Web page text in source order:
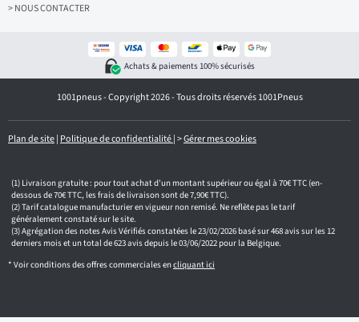
z
i
l
> NOUS CONTACTER
Achats & paiements 100% sécurisés
1001pneus - Copyright 2026 - Tous droits réservés 1001Pneus
Plan de site| Politique de confidentialité|>Gérer mes cookies
Livraison gratuite : pour tout achat d'un montant supérieur ou égal à 70€ TTC (en-
dessous de 70€ TTC, les frais de livraison sont de 7,90€ TTC).
Tarif catalogue manufacturier en vigueur non remisé. Ne reflète pas le tarif
généralement constaté sur le site.
Agrégation des notes Avis Vérifiés constatées le 23/02/2026 basé sur 468 avis sur les 12
derniers mois et un total de 623 avis depuis le 03/06/2022 pour la Belgique.
* Voir conditions des offres commerciales encliquant ici